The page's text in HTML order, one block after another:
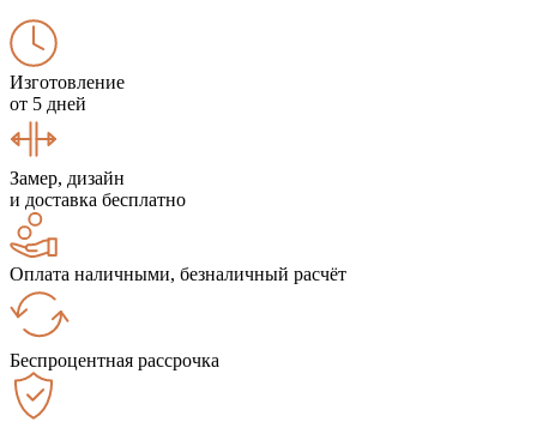
Изготовление
от 5 дней
Замер, дизайн
и доставка бесплатно
Оплата наличными, безналичный расчёт
Беспроцентная рассрочка